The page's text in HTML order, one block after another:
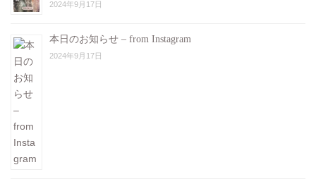
2024年9月17日
本日のお知らせ – from Instagram
2024年9月17日